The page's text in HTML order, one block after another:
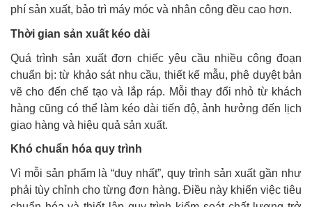
phí sản xuất, bảo trì máy móc và nhân công đều cao hơn.
Thời gian sản xuất kéo dài
Quá trình sản xuất đơn chiếc yêu cầu nhiều công đoạn
chuẩn bị: từ khảo sát nhu cầu, thiết kế mẫu, phê duyệt bản
vẽ cho đến chế tạo và lắp ráp. Mỗi thay đổi nhỏ từ khách
hàng cũng có thể làm kéo dài tiến độ, ảnh hưởng đến lịch
giao hàng và hiệu quả sản xuất.
Khó chuẩn hóa quy trình
Vì mỗi sản phẩm là “duy nhất”, quy trình sản xuất gần như
phải tùy chỉnh cho từng đơn hàng. Điều này khiến việc tiêu